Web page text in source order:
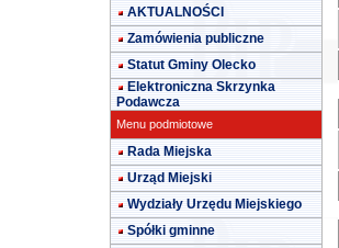
AKTUALNOŚCI
Zamówienia publiczne
Statut Gminy Olecko
Elektroniczna Skrzynka
Podawcza
Menu podmiotowe
Rada Miejska
Urząd Miejski
Wydziały Urzędu Miejskiego
Spółki gminne